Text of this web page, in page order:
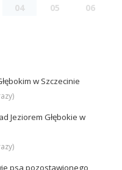
04 05 06
w Szczecinie
Jeziorem Głębokie w
psa pozostawionego